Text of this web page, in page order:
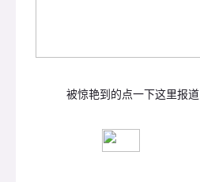
被惊艳到的点一下这里报道